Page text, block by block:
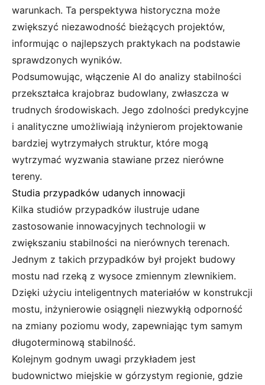
warunkach. Ta perspektywa historyczna może
zwiększyć niezawodność bieżących projektów,
informując o najlepszych praktykach na podstawie
sprawdzonych wyników.
Podsumowując, włączenie AI do analizy stabilności
przekształca krajobraz budowlany, zwłaszcza w
trudnych środowiskach. Jego zdolności predykcyjne
i analityczne umożliwiają inżynierom projektowanie
bardziej wytrzymałych struktur, które mogą
wytrzymać wyzwania stawiane przez nierówne
tereny.
Studia przypadków udanych innowacji
Kilka studiów przypadków ilustruje udane
zastosowanie innowacyjnych technologii w
zwiększaniu stabilności na nierównych terenach.
Jednym z takich przypadków był projekt budowy
mostu nad rzeką z wysoce zmiennym zlewnikiem.
Dzięki użyciu inteligentnych materiałów w konstrukcji
mostu, inżynierowie osiągnęli niezwykłą odporność
na zmiany poziomu wody, zapewniając tym samym
długoterminową stabilność.
Kolejnym godnym uwagi przykładem jest
budownictwo miejskie w górzystym regionie, gdzie